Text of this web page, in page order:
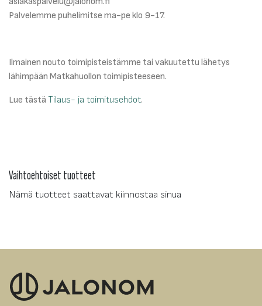
Palvelemme puhelimitse ma-pe klo 9-17.
Ilmainen nouto toimipisteistämme tai vakuutettu lähetys
lähimpään Matkahuollon toimipisteeseen.
Lue tästä Tilaus- ja toimitusehdot.
Vaihtoehtoiset tuotteet
Nämä tuotteet saattavat kiinnostaa sinua